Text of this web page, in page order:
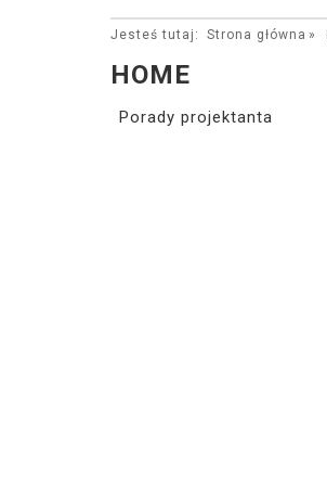
Jesteś tutaj: Strona główna
HOME
Porady projektanta